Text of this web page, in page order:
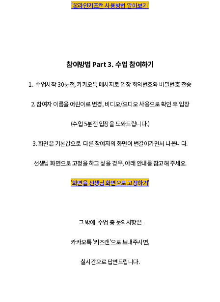
'온라인키즈캔 사용방법 알아보기'
참여방법 Part 3. 수업 참여하기
1. 수업시작 30분전, 카카오톡 메시지로 입장 회의번호와 비밀번호 전송
2. 참여자 이름을 어린이로 변경, 비디오/오디오 사용으로 확인 후 입장
(수업 5분전 입장을 도와드립니다.)
3. 화면은 기본값으로 다른 참여자의 화면이 번갈아가면서 나옵니다.
선생님 화면으로 고정을 하고 싶을 경우, 아래 안내를 참고해 주세요.
'화면을 선생님 화면으로 고정하기'
그 밖에 수업 중 문의사항은
카카오톡 '키즈캔'으로 보내주시면,
실시간으로 답변드립니다.